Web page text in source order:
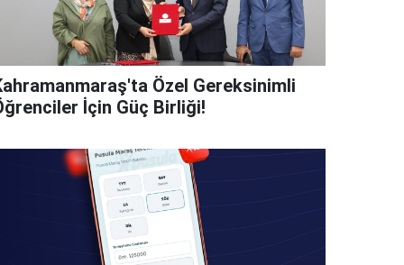
Özel Gereksinimli
İçin Güç Birliği!